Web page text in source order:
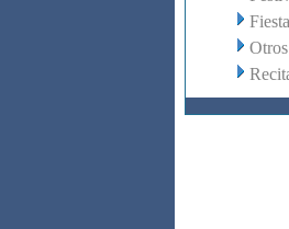
Otros